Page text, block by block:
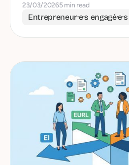
23/03/20265 min read
Entrepreneur·e·s engagé·e·s